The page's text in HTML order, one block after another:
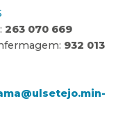
263 070 669
932 013